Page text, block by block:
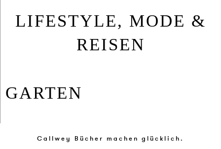
LIFESTYLE, MODE &
REISEN
GAR­TEN
Callwey Bücher machen glücklich.